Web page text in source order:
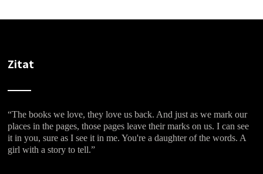
Zitat
“The books we love, they love us back. And just as we mark our
places in the pages, those pages leave their marks on us. I can see
it in you, sure as I see it in me. You're a daughter of the words. A
girl with a story to tell.”